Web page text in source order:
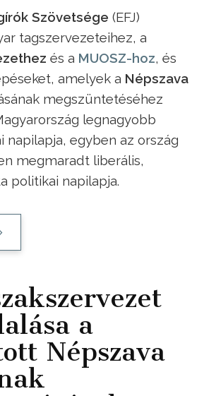
Szövetsége (EFJ)
tagszervezeteihez, a
és a MUOSZ-hoz, és
amelyek a Népszava
megszüntetéséhez
legnagyobb
napilapja, egyben az ország
megmaradt liberális,
politikai napilapja.
a
Népszava